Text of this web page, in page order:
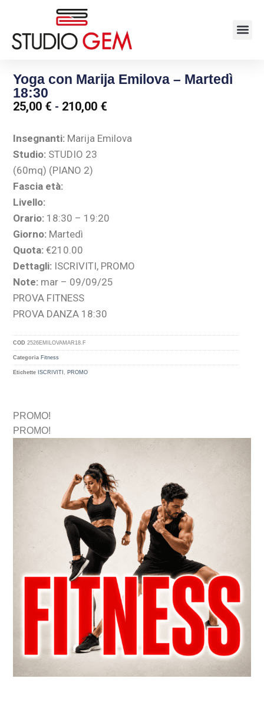
Yoga con Marija Emilova – Martedì
18:30
25,00 € - 210,00 €
Insegnanti: Marija Emilova
Studio: STUDIO 23
(60mq) (PIANO 2)
Fascia età:
Livello:
Orario: 18:30 – 19:20
Giorno: Martedì
Quota: €210.00
Dettagli: ISCRIVITI, PROMO
Note: mar – 09/09/25
PROVA FITNESS
PROVA DANZA 18:30
COD2526EMILOVAMAR18.F
Categoria Fitness
Etichette ISCRIVITI, PROMO
PROMO!
PROMO!